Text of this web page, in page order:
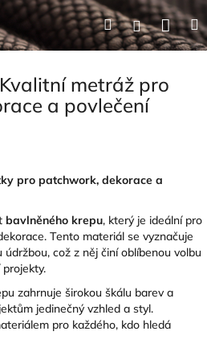
HledatPřihlášení
metráž pro
a povlečení
pro patchwork, dekorace a
bavlněného krepu, který je ideální pro
Tento materiál se vyznačuje
což z něj činí oblíbenou volbu
zahrnuje širokou škálu barev a
jedinečný vzhled a styl.
pro každého, kdo hledá